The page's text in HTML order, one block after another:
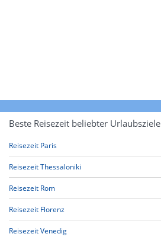
Beste Reisezeit beliebter Urlaubsziele
Reisezeit Paris
Reisezeit Thessaloniki
Reisezeit Rom
Reisezeit Florenz
Reisezeit Venedig